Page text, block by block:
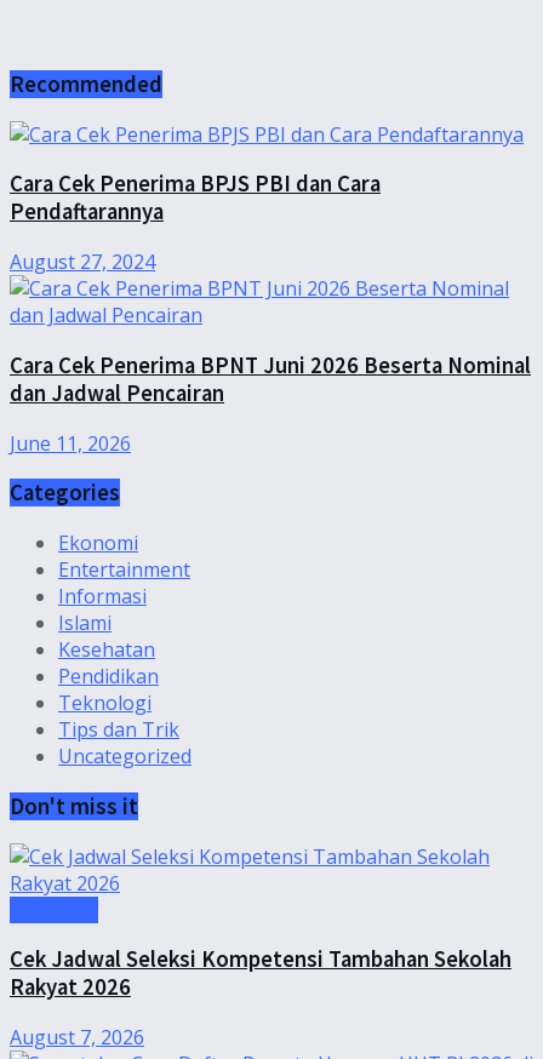
Recommended
Cara Cek Penerima BPJS PBI dan Cara
Pendaftarannya
August 27, 2024
Cara Cek Penerima BPNT Juni 2026 Beserta Nominal
dan Jadwal Pencairan
June 11, 2026
Categories
Ekonomi
Entertainment
Informasi
Islami
Kesehatan
Pendidikan
Teknologi
Tips dan Trik
Uncategorized
Don't miss it
Cek Jadwal Seleksi Kompetensi Tambahan Sekolah
Rakyat 2026
August 7, 2026